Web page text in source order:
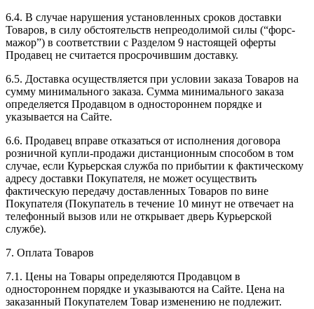
6.4. В случае нарушения установленных сроков доставки
Товаров, в силу обстоятельств непреодолимой силы (“форс-
мажор”) в соответствии с Разделом 9 настоящей оферты
Продавец не считается просрочившим доставку.
6.5. Доставка осуществляется при условии заказа Товаров на
сумму минимального заказа. Сумма минимального заказа
определяется Продавцом в одностороннем порядке и
указывается на Сайте.
6.6. Продавец вправе отказаться от исполнения договора
розничной купли-продажи дистанционным способом в том
случае, если Курьерская служба по прибытии к фактическому
адресу доставки Покупателя, не может осуществить
фактическую передачу доставленных Товаров по вине
Покупателя (Покупатель в течение 10 минут не отвечает на
телефонный вызов или не открывает дверь Курьерской
службе).
7. Оплата Товаров
7.1. Цены на Товары определяются Продавцом в
одностороннем порядке и указываются на Сайте. Цена на
заказанный Покупателем Товар изменению не подлежит.